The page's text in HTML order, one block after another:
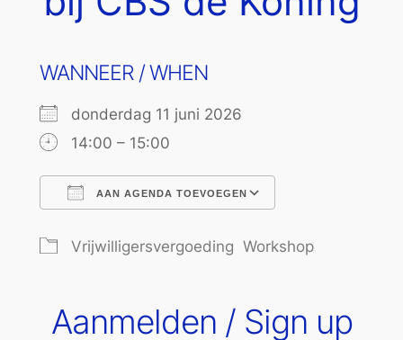
WANNEER / WHEN
donderdag 11 juni 2026
14:00 – 15:00
AAN AGENDA TOEVOEGEN
Vrijwilligersvergoeding Workshop
Aanmelden / Sign up